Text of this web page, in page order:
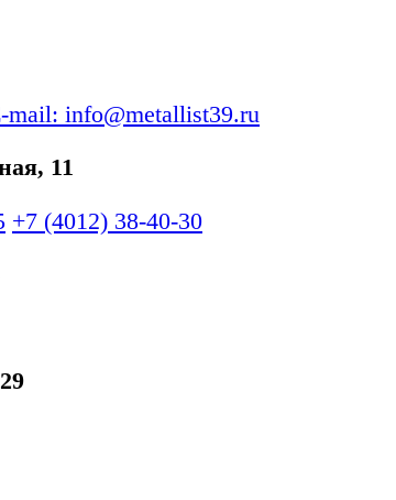
mail: info@metallist39.ru
11
+7 (4012) 38-40-30